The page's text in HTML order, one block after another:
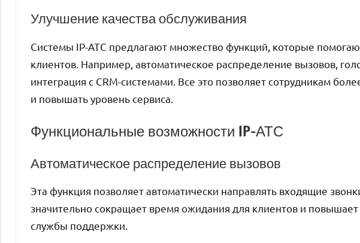
Улучшение качества обслуживания
Системы IP-АТС предлагают множество функций, которые
клиентов. Например, автоматическое распределение вызовов,
интеграция с CRM-системами. Все это позволяет сотрудникам
и повышать уровень сервиса.
Функциональные возможности IP-АТС
Автоматическое распределение вызовов
Эта функция позволяет автоматически направлять входящие
значительно сокращает время ожидания для клиентов и
службы поддержки.